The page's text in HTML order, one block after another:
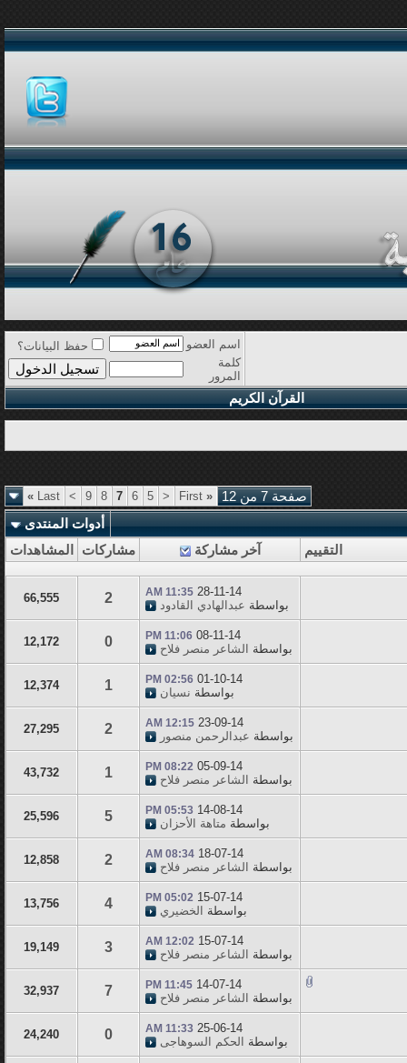
اسم العضو
حفظ البيانات؟
كلمة
المرور
القرآن الكريم
صفحة 7 من 12 «
<
5
6
7
8
9
>
Last
»
أدوات المنتدى
التقييم
آخر مشاركة مشاركات المشاهدات
28-11-14
11:35 AM
بواسطة عبدالهادي القادود 2
66,555
08-11-14
11:06 PM
بواسطة الشاعر منصر فلاح 0
12,172
01-10-14
02:56 PM
بواسطة نسيان 1
12,374
23-09-14
12:15 AM
بواسطة عبدالرحمن منصور 2
27,295
05-09-14
08:22 PM
بواسطة الشاعر منصر فلاح 1
43,732
14-08-14
05:53 PM
بواسطة متاهة الأحزان 5
25,596
18-07-14
08:34 AM
بواسطة الشاعر منصر فلاح 2
12,858
15-07-14
05:02 PM
بواسطة الخضيري 4
13,756
15-07-14
12:02 AM
بواسطة الشاعر منصر فلاح 3
19,149
14-07-14
11:45 PM
بواسطة الشاعر منصر فلاح 7
32,937
25-06-14
11:33 AM
بواسطة الحكم السوهاجى 0
24,240